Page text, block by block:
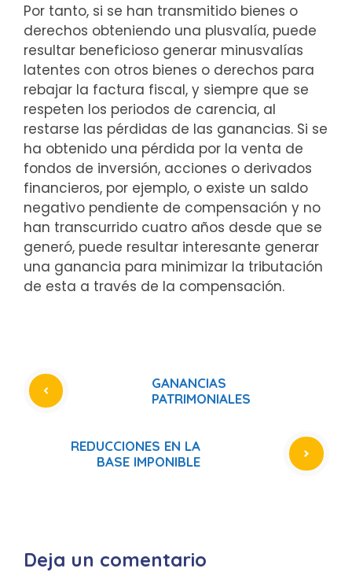
Por tanto, si se han transmitido bienes o
derechos obteniendo una plusvalía, puede
resultar beneficioso generar minusvalías
latentes con otros bienes o derechos para
rebajar la factura fiscal, y siempre que se
respeten los periodos de carencia, al
restarse las pérdidas de las ganancias. Si se
ha obtenido una pérdida por la venta de
fondos de inversión, acciones o derivados
financieros, por ejemplo, o existe un saldo
negativo pendiente de compensación y no
han transcurrido cuatro años desde que se
generó, puede resultar interesante generar
una ganancia para minimizar la tributación
de esta a través de la compensación.
GANANCIAS
PATRIMONIALES
REDUCCIONES EN LA
BASE IMPONIBLE
Deja un comentario